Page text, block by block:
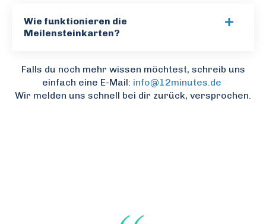
Wie funktionieren die
Meilensteinkarten?
Falls du noch mehr wissen möchtest, schreib uns
einfach eine E-Mail: info@12minutes.de
Wir melden uns schnell bei dir zurück, versprochen.